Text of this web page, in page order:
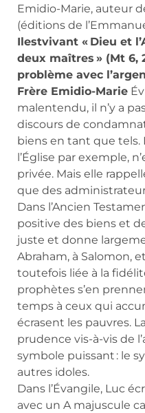
Emidio-Marie, auteur
(éditions de
Ilestvivant « Dieu et
deux maîtres » (Mt 6,
problème avec
Frère Emidio-Marie
malentendu, il n’y a
discours de
biens en tant que tels.
l’Église par exemple,
privée. Mais elle
que des
Dans l’Ancien
positive des biens et
juste et donne
Abraham, à Salomon,
toutefois liée à la
prophètes s’en
temps à ceux qui
écrasent les pauvres.
prudence vis-à-vis de
symbole puissant : le
autres idoles.
Dans l’Évangile, Luc
avec un A majuscule